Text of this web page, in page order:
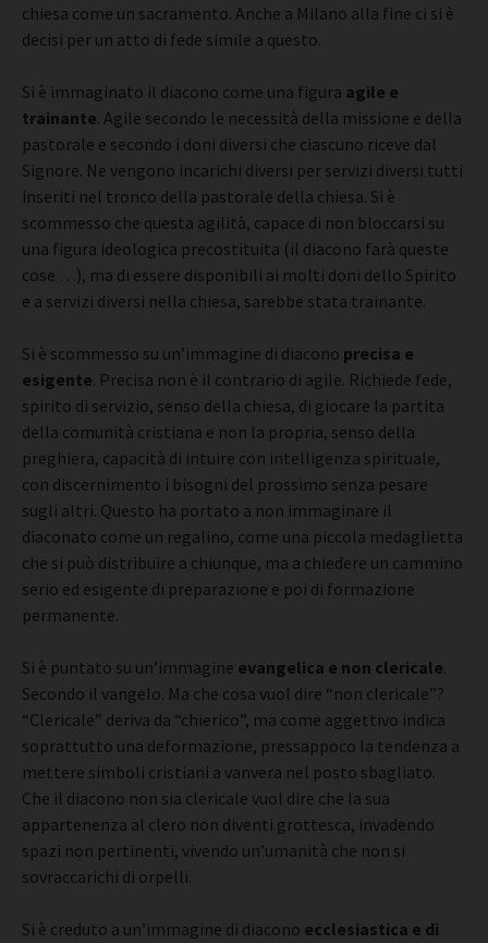
chiesa come un sacramento. Anche a Milano alla fine ci si è
decisi per un atto di fede simile a questo.
Si è immaginato il diacono come una figura agile e
trainante. Agile secondo le necessità della missione e della
pastorale e secondo i doni diversi che ciascuno riceve dal
Signore. Ne vengono incarichi diversi per servizi diversi tutti
inseriti nel tronco della pastorale della chiesa. Si è
scommesso che questa agilità, capace di non bloccarsi su
una figura ideologica precostituita (il diacono farà queste
cose …), ma di essere disponibili ai molti doni dello Spirito
e a servizi diversi nella chiesa, sarebbe stata trainante.
Si è scommesso su un’immagine di diacono precisa e
esigente. Precisa non è il contrario di agile. Richiede fede,
spirito di servizio, senso della chiesa, di giocare la partita
della comunità cristiana e non la propria, senso della
preghiera, capacità di intuire con intelligenza spirituale,
con discernimento i bisogni del prossimo senza pesare
sugli altri. Questo ha portato a non immaginare il
diaconato come un regalino, come una piccola medaglietta
che si può distribuire a chiunque, ma a chiedere un cammino
serio ed esigente di preparazione e poi di formazione
permanente.
Si è puntato su un’immagine evangelica e non clericale.
Secondo il vangelo. Ma che cosa vuol dire “non clericale”?
“Clericale” deriva da “chierico”, ma come aggettivo indica
soprattutto una deformazione, pressappoco la tendenza a
mettere simboli cristiani a vanvera nel posto sbagliato.
Che il diacono non sia clericale vuol dire che la sua
appartenenza al clero non diventi grottesca, invadendo
spazi non pertinenti, vivendo un’umanità che non si
sovraccarichi di orpelli.
Si è creduto a un’immagine di diacono ecclesiastica e di